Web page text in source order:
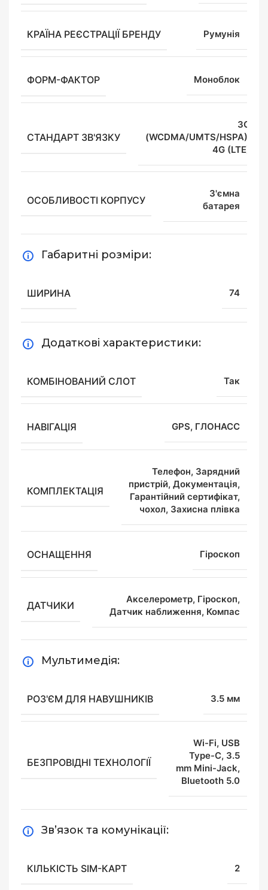
КРАЇНА РЕЄСТРАЦІЇ БРЕНДУ Румунія
ФОРМ-ФАКТОР Моноблок
СТАНДАРТ ЗВ'ЯЗКУ
3G
(WCDMA/UMTS/HSPA),
4G (LTE)
ОСОБЛИВОСТІ КОРПУСУ
З'ємна
батарея
Габаритні розміри:
ШИРИНА 74
Додаткові характеристики:
КОМБІНОВАНИЙ СЛОТ Так
НАВІГАЦІЯ GPS, ГЛОНАСС
КОМПЛЕКТАЦІЯ
Телефон, Зарядний
пристрій, Документація,
Гарантійний сертифікат,
чохол, Захисна плівка
ОСНАЩЕННЯ Гіроскоп
ДАТЧИКИ
Акселерометр, Гіроскоп,
Датчик наближення, Компас
Мультимедія:
РОЗ'ЄМ ДЛЯ НАВУШНИКІВ 3.5 мм
БЕЗПРОВІДНІ ТЕХНОЛОГІЇ
Wi-Fi, USB
Type-C, 3.5
mm Mini-Jack,
Bluetooth 5.0
Зв’язок та комунікації:
КІЛЬКІСТЬ SIM-КАРТ 2